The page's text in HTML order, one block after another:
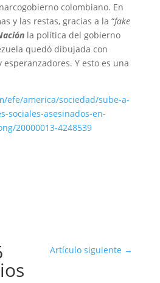
colombiano. En
y las restas, gracias a la “fake
la política del gobierno
quedó dibujada con
Y esto es una
efe/america/sociedad/sube-a-
sociales-asesinados-en-
20000013-4248539
Artículo siguiente →